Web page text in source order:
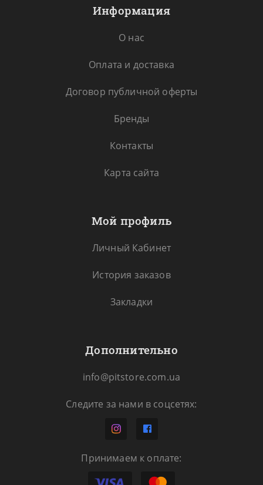
Информация
О нас
Оплата и доставка
Договор публичной оферты
Бренды
Контакты
Карта сайта
Мой профиль
Личный Кабинет
История заказов
Закладки
Дополнительно
info@pitstore.com.ua
Следите за нами в соцсетях:
Принимаем к оплате: